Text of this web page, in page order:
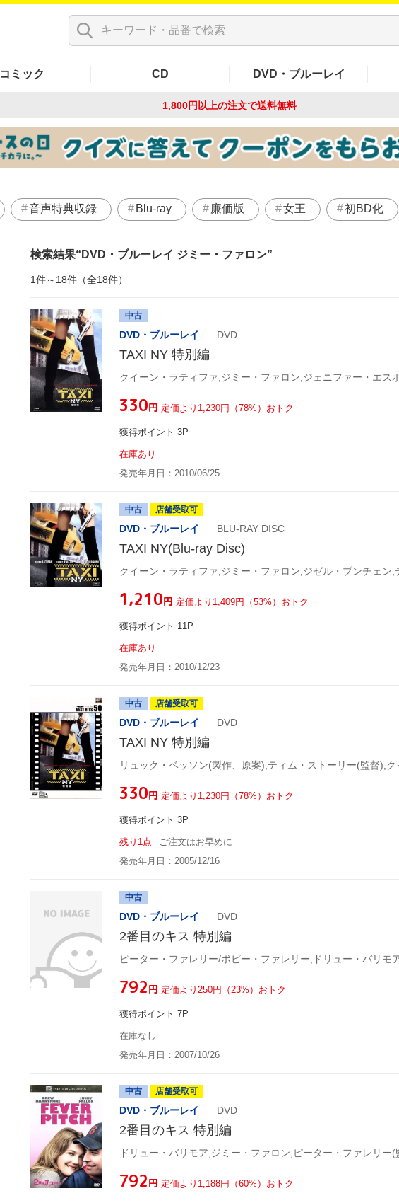
コミック CD DVD・ブルーレイ
1,800円以上の注文で送料無料
音声特典収録 Blu-ray 廉価版 女王 初BD化
検索結果 DVD・ブルーレイ ジミー・ファロン
1件～18件（全18件）
中古
DVD・ブルーレイ DVD
TAXI NY 特別編
¥330円 定価より1,230円（78%）おトク
獲得ポイント 3P
在庫あり
発売年月日：2010/06/25
中古 店舗受取可
DVD・ブルーレイ BLU-RAY DISC
TAXI NY(Blu-ray Disc)
¥1,210円 定価より1,409円（53%）おトク
獲得ポイント 11P
在庫あり
発売年月日：2010/12/23
中古 店舗受取可
DVD・ブルーレイ DVD
TAXI NY 特別編
¥330円 定価より1,230円（78%）おトク
獲得ポイント 3P
残り1点
ご注文はお早めに
発売年月日：2005/12/16
中古
DVD・ブルーレイ DVD
2番目のキス 特別編
¥792円 定価より250円（23%）おトク
獲得ポイント 7P
在庫なし
発売年月日：2007/10/26
中古 店舗受取可
DVD・ブルーレイ DVD
2番目のキス 特別編
¥792円 定価より1,188円（60%）おトク